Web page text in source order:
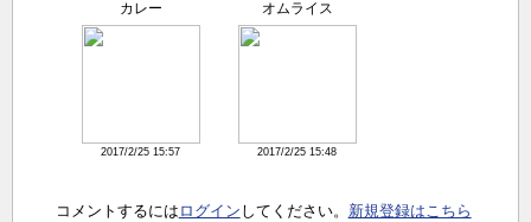
カレー
2017/2/25 15:57
オムライス
2017/2/25 15:48
コメントするには ログイン してください。 新規登録はこちら